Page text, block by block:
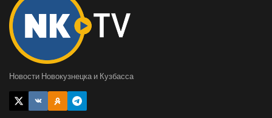
Новости Новокузнецка и Кузбасса